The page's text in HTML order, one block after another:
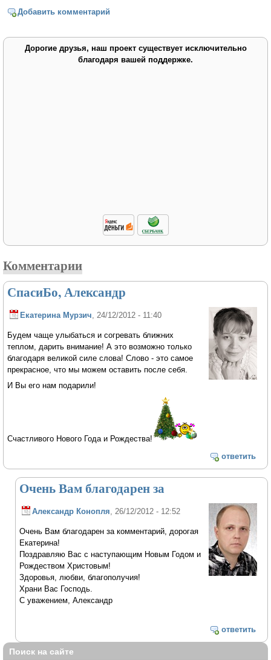
Добавить комментарий
Дорогие друзья, наш проект существует исключительно
благодаря вашей поддержке.
Комментарии
СпасиБо, Александр
Екатерина Мурзич , 24/12/2012 - 11:40
Будем чаще улыбаться и согревать ближних
теплом, дарить внимание! А это возможно только
благодаря великой силе слова! Слово - это самое
прекрасное, что мы можем оставить после себя.
И Вы его нам подарили!
Счастливого Нового Года и Рождества!
ответить
Очень Вам благодарен за
Александр Конопля, 26/12/2012 - 12:52
Очень Вам благодарен за комментарий, дорогая
Екатерина!
Поздравляю Вас с наступающим Новым Годом и
Рождеством Христовым!
Здоровья, любви, благополучия!
Храни Вас Господь.
С уважением, Александр
ответить
Поиск на сайте